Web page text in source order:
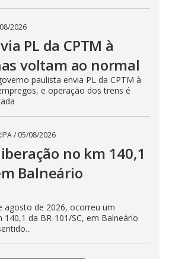
2026
PL da CPTM à
voltam ao normal
paulista envia PL da CPTM à
e operação dos trens é
/ 05/08/2026
no km 140,1
Balneário
agosto de 2026, ocorreu um
da BR-101/SC, em Balneário